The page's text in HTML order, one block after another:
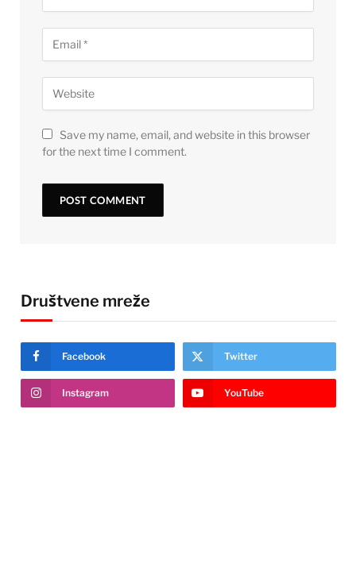
Save my name, email, and website in this browser
for the next time I comment.
Društvene mreže
Facebook Twitter
Instagram YouTube